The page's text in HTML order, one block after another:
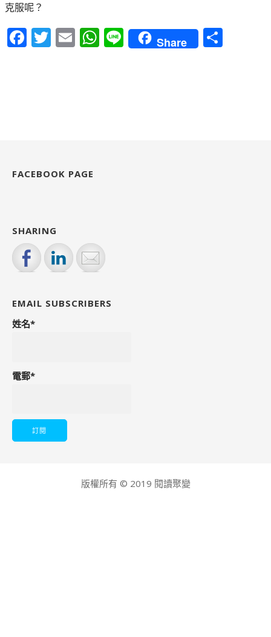
克服呢？
F
k
T E W Li
n
Share
FACEBOOK PAGE
SHARING
EMAIL SUBSCRIBERS
姓名*
電郵*
版權所有 © 2019 閱讀聚變